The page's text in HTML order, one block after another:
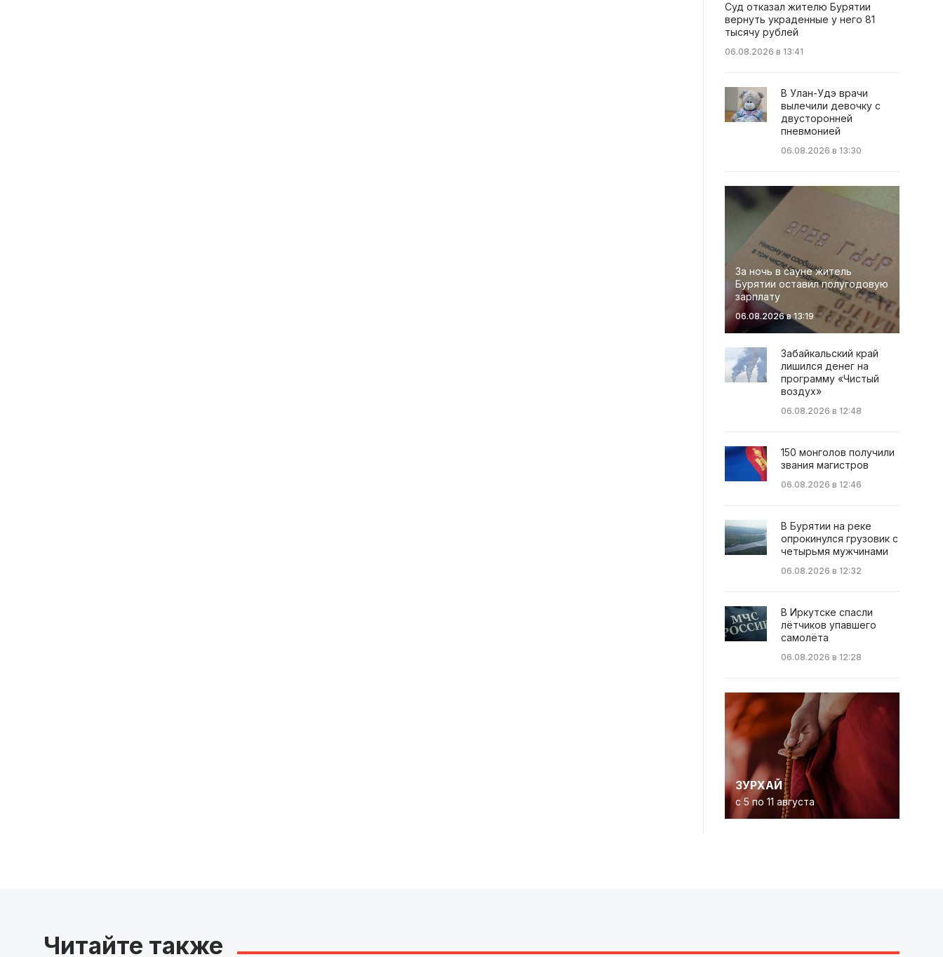
Суд отказал жителю Бурятии
вернуть украденные у него 81
тысячу рублей
06.08.2026 в 13:41
В Улан-Удэ врачи
вылечили девочку с
двусторонней
пневмонией
06.08.2026 в 13:30
За ночь в сауне житель
Бурятии оставил полугодовую
зарплату
06.08.2026 в 13:19
Забайкальский край
лишился денег на
программу «Чистый
воздух»
06.08.2026 в 12:48
150 монголов получили
звания магистров
06.08.2026 в 12:46
В Бурятии на реке
опрокинулся грузовик с
четырьмя мужчинами
06.08.2026 в 12:32
В Иркутске спасли
лётчиков упавшего
самолёта
06.08.2026 в 12:28
ЗУРХАЙ
с 5 по 11 августа
Читайте также